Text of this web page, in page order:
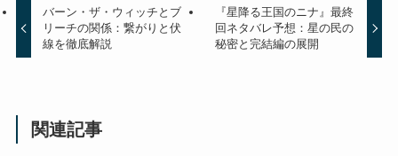
バーン・ザ・ウィッチとブ
リーチの関係：繋がりと伏
線を徹底解説
『星降る王国のニナ』最終
回ネタバレ予想：星の民の
秘密と完結編の展開
関連記事